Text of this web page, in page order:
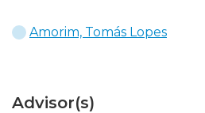
Amorim, Tomás Lopes
Advisor(s)